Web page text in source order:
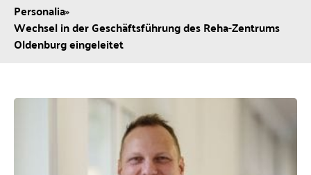
Personalia»
Wechsel in der Geschäftsführung des Reha-Zentrums
Oldenburg eingeleitet